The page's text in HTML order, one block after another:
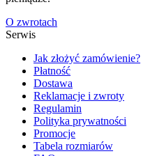
O zwrotach
Serwis
Jak złożyć zamówienie?
Płatność
Dostawa
Reklamacje i zwroty
Regulamin
Polityka prywatności
Promocje
Tabela rozmiarów